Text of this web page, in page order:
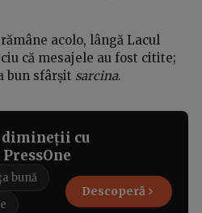
acolo, lângă Lacul
că mesajele au fost citite;
bun sfârșit sarcina.
cu
bună
Descoperă